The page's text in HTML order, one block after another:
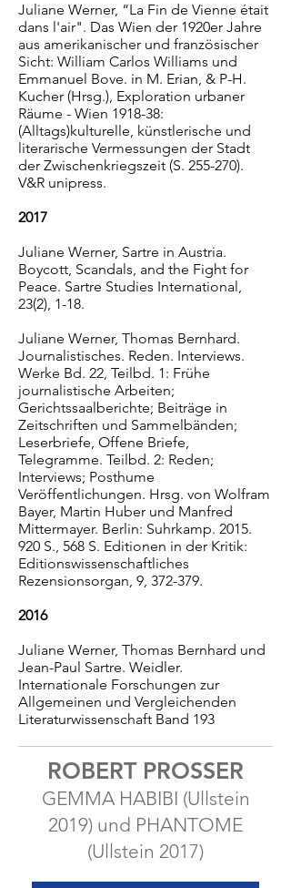
Juliane Werner, “La Fin de Vienne était
dans l'air". Das Wien der 1920er Jahre
aus amerikanischer und französischer
Sicht: William Carlos Williams und
Emmanuel Bove. in M. Erian, & P-H.
Kucher (Hrsg.), Exploration urbaner
Räume - Wien 1918-38:
(Alltags)kulturelle, künstlerische und
literarische Vermessungen der Stadt
der Zwischenkriegszeit (S. 255-270).
V&R unipress.
2017
Juliane Werner, Sartre in Austria.
Boycott, Scandals, and the Fight for
Peace. Sartre Studies International,
23(2), 1-18.
Juliane Werner, Thomas Bernhard.
Journalistisches. Reden. Interviews.
Werke Bd. 22, Teilbd. 1: Frühe
journalistische Arbeiten;
Gerichtssaalberichte; Beiträge in
Zeitschriften und Sammelbänden;
Leserbriefe, Offene Briefe,
Telegramme. Teilbd. 2: Reden;
Interviews; Posthume
Veröffentlichungen. Hrsg. von Wolfram
Bayer, Martin Huber und Manfred
Mittermayer. Berlin: Suhrkamp. 2015.
920 S., 568 S. Editionen in der Kritik:
Editionswissenschaftliches
Rezensionsorgan, 9, 372-379.
2016
Juliane Werner, Thomas Bernhard und
Jean-Paul Sartre. Weidler.
Internationale Forschungen zur
Allgemeinen und Vergleichenden
Literaturwissenschaft Band 193
ROBERT PROSSER
GEMMA HABIBI (Ullstein
2019) und PHANTOME
(Ullstein 2017)